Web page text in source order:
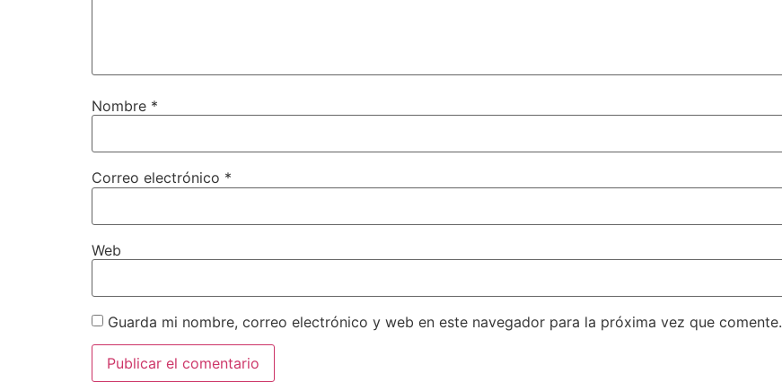
Nombre *
Correo electrónico *
Web
Guarda mi nombre, correo electrónico y web en este navegador para la próxima vez que comente.